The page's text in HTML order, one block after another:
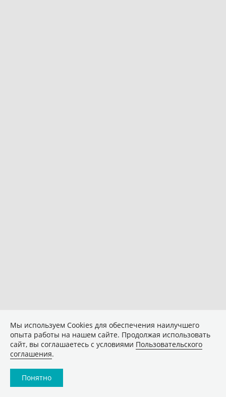
Мы используем Сookies для обеспечения наилучшего
опыта работы на нашем сайте. Продолжая использовать
сайт, вы соглашаетесь с условиями Пользовательского
соглашения.
Понятно